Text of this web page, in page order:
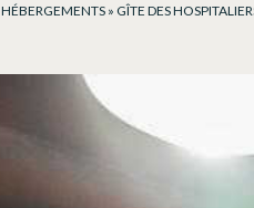
HÉBERGEMENTS » GÎTE DES